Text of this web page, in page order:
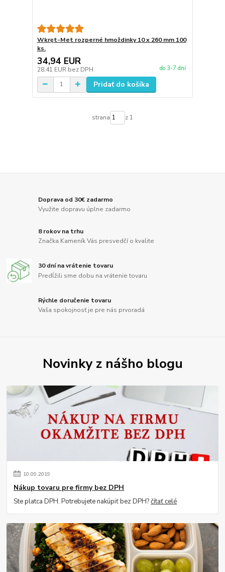
Wkręt-Met rozperné hmoždinky 10 x 260 mm 100
ks.
34,94 EUR
28,41 EUR bez DPH do 3-7 dní
Pridať do košíka
strana z 1
Doprava od 30€ zadarmo
Využite dopravu úplne zadarmo
8 rokov na trhu
Značka Kameník Vás presvedčí o kvalite
30 dní na vrátenie tovaru
Predĺžili sme dobu na vrátenie tovaru
Rýchle doručenie tovaru
Vaša spokojnosť je pre nás prvoradá
Novinky z nášho blogu
10.09.2019
Nákup tovaru pre firmy bez DPH
Ste platca DPH. Potrebujete nakúpiť bez DPH?čítať celé